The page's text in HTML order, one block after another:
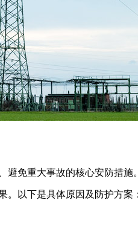
避免重大事故的核心安防措
。以下是具体原因及防护方案